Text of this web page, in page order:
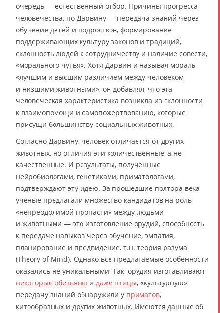
очередь — естественный отбор. Причины прогресса
человечества, по Дарвину — передача знаний через
обучение детей и подростков, формирование
поддерживающих культуру законов и традиций,
склонность людей к сотрудничеству и наличие совести,
«морального чутья». Хотя Дарвин и называл мораль
«лучшим и высшим различием между человеком
и низшими животными», он добавлял, что эта
человеческая характеристика возникла из склонности
к взаимопомощи и самопожертвованию, которые
присущи большинству социальных животных.
Согласно Дарвину, человек отличается от других
животных, но отличия эти количественные, а не
качественные. И результаты, полученные
нейробиологами, генетиками, приматологами,
подтверждают эту идею. За прошедшие полтора века
учёные предлагали множество кандидатов на роль
«непреодолимой пропасти» между людьми
и животными — это изготовление орудий, способность
к передаче навыков через обучение, эмпатия,
планирование и предвидение, т.н. теория разума
(Theory of Mind). Однако все предлагаемые особенности
оказались не уникальными. Так, орудия изготавливают
некоторые обезьяны и даже птицы; «культурную»
передачу знаний обнаружили у приматов,
китообразных и других животных. Имеются данные об